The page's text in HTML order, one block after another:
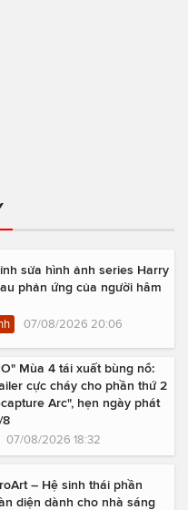
sửa hình ảnh series Harry
phản ứng của người hâm
07/08/2026 20:06
Mùa 4 tái xuất bùng nổ:
cực cháy cho phần thứ 2
Arc", hẹn ngày phát
8
07/08/2026 18:32
– Hệ sinh thái phần
diện dành cho nhà sáng